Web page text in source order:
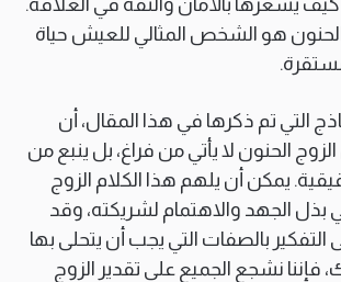
يشعرها بالأمان والثقة في العلاقة.
هو الشخص المثالي للعيش حياة
التي تم ذكرها في هذا المقال، أن
الحنون لا يأتي من فراغ، بل ينبع من
يمكن أن يلهم هذا الكلام الزوج
بذل الجهد والاهتمام لشريكته، وقد
بالصفات التي يجب أن يتحلى بها
فإننا نشجع الجميع على تقدير الزوج